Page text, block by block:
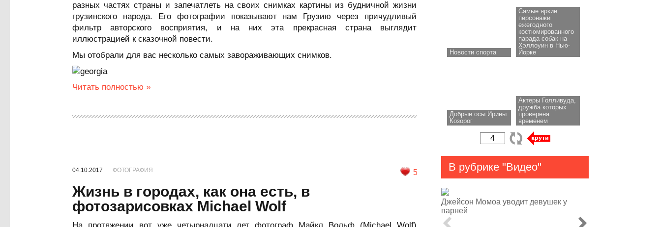
разных частях страны и запечатлеть на своих снимках картины из будничной жизни
грузинского народа. Его фотографии показывают нам Грузию через причудливый
фильтр авторского восприятия, и на них эта прекрасная страна выглядит
иллюстрацией к сказочной повести.
Мы отобрали для вас несколько самых завораживающих снимков.
Читать полностью »
04.10.2017 ФОТОГРАФИЯ 5
Жизнь в городах, как она есть, в
фотозарисовках Michael Wolf
Новости спорта
Самые яркие
персонажи
ежегодного
костюмированного
парада собак на
Хэллоуин в Нью-
Йорке
Добрые осы Ирины
Козорог
Актеры Голливуда,
дружба которых
проверена
временем
В рубрике "Видео"
Джейсон Момоа уводит девушек у
парней